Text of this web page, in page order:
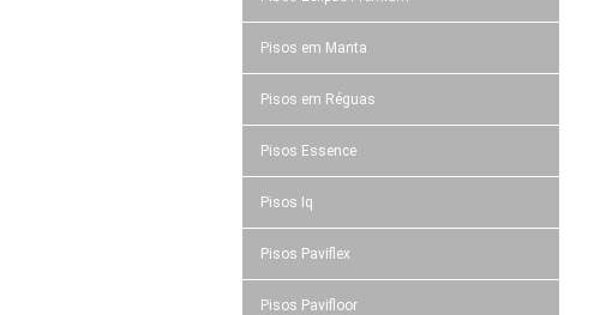
Pisos em Manta
Pisos em Réguas
Pisos Essence
Pisos Iq
Pisos Paviflex
Pisos Pavifloor